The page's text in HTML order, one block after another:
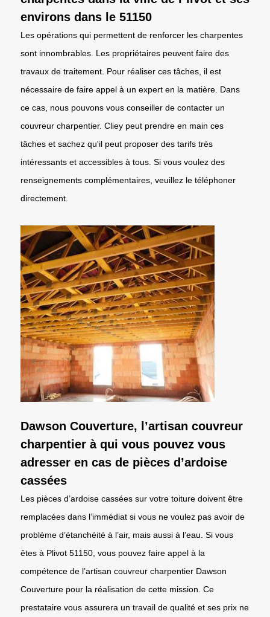
environs dans le 51150
Les opérations qui permettent de renforcer les charpentes
sont innombrables. Les propriétaires peuvent faire des
travaux de traitement. Pour réaliser ces tâches, il est
nécessaire de faire appel à un expert en la matière. Dans
ce cas, nous pouvons vous conseiller de contacter un
couvreur charpentier. Cliey peut prendre en main ces
tâches et sachez qu'il peut proposer des tarifs très
intéressants et accessibles à tous. Si vous voulez des
renseignements complémentaires, veuillez le téléphoner
directement.
Dawson Couverture, l’artisan couvreur
charpentier à qui vous pouvez vous
adresser en cas de pièces d’ardoise
cassées
Les pièces d’ardoise cassées sur votre toiture doivent être
remplacées dans l’immédiat si vous ne voulez pas avoir de
problème d’étanchéité à l’air, mais aussi à l’eau. Si vous
êtes à Plivot 51150, vous pouvez faire appel à la
compétence de l’artisan couvreur charpentier Dawson
Couverture pour la réalisation de cette mission. Ce
prestataire vous assurera un travail de qualité et ses prix ne